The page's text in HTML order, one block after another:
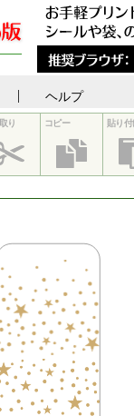
ヘルプ
り コピー 貼り付